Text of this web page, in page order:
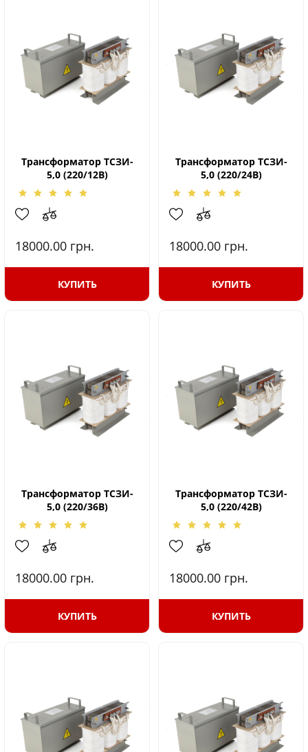
Трансформатор ТСЗИ-
5,0 (220/12В)
18000.00 грн.
КУПИТЬ
Трансформатор ТСЗИ-
5,0 (220/24В)
18000.00 грн.
КУПИТЬ
Трансформатор ТСЗИ-
5,0 (220/36В)
18000.00 грн.
КУПИТЬ
Трансформатор ТСЗИ-
5,0 (220/42В)
18000.00 грн.
КУПИТЬ